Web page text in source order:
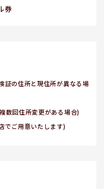
券
証の住所と現住所が異なる場
数回住所変更がある場合)
でご用意いたします)